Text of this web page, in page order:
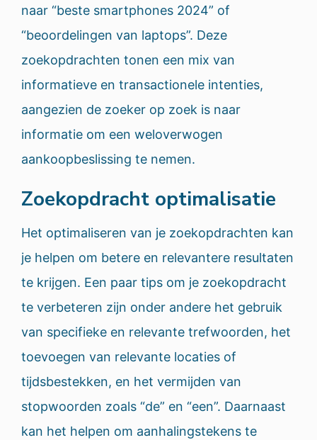
naar “beste smartphones 2024” of
“beoordelingen van laptops”. Deze
zoekopdrachten tonen een mix van
informatieve en transactionele intenties,
aangezien de zoeker op zoek is naar
informatie om een weloverwogen
aankoopbeslissing te nemen.
Zoekopdracht optimalisatie
Het optimaliseren van je zoekopdrachten kan
je helpen om betere en relevantere resultaten
te krijgen. Een paar tips om je zoekopdracht
te verbeteren zijn onder andere het gebruik
van specifieke en relevante trefwoorden, het
toevoegen van relevante locaties of
tijdsbestekken, en het vermijden van
stopwoorden zoals “de” en “een”. Daarnaast
kan het helpen om aanhalingstekens te